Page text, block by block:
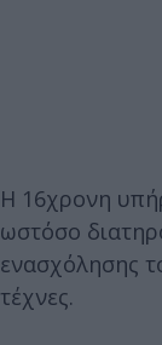
Η 16χρονη
ωστόσο
ενασχόλησης
τέχνες.